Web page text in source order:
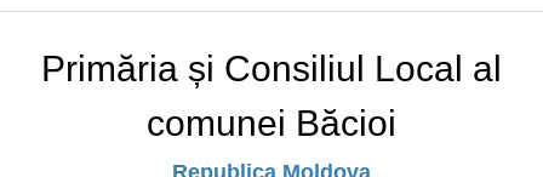
Primăria și Consiliul Local al
comunei Băcioi
Republica Moldova